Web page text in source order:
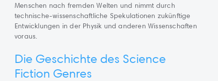
Menschen nach fremden Welten und nimmt durch
technische-wissenschaftliche Spekulationen zukünftige
Entwicklungen in der Physik und anderen Wissenschaften
voraus.
Die Geschichte des Science
Fiction Genres